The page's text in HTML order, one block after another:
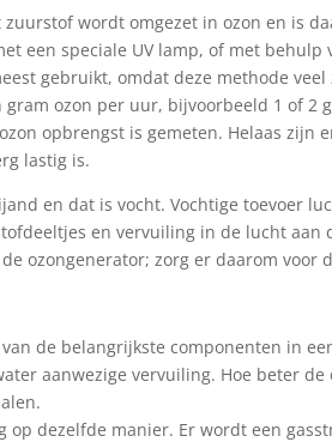
wordt omgezet in ozon en is
een speciale UV lamp, of met behulp
gebruikt, omdat deze methode
ozon per uur, bijvoorbeeld 1 of 2
opbrengst is gemeten. Helaas
lastig is.
en dat is vocht. Vochtige toevoer
en vervuiling in de lucht
ozongenerator; zorg er daarom
de belangrijkste componenten in
aanwezige vervuiling. Hoe beter
op dezelfde manier. Er wordt een